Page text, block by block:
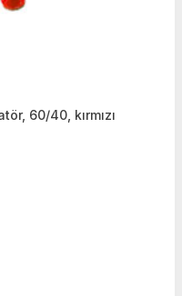
60/40, kırmızı